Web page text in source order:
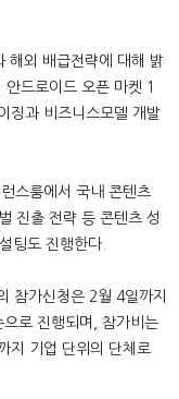
해외 배급전략에 대해 밝
드로이드 오픈 마켓 1
징과 비즈니스모델 개발
스룸에서 국내 콘텐츠
진출 전략 등 콘텐츠 성
팅도 진행한다.
참가신청은 2월 4일까지
로 진행되며, 참가비는
지 기업 단위의 단체로